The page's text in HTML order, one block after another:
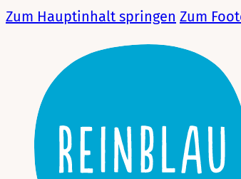
Zum Hauptinhalt springen Zum